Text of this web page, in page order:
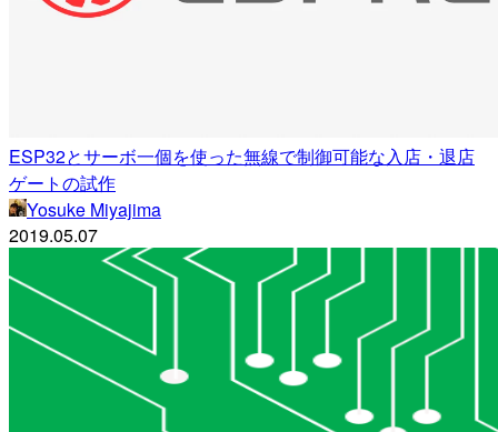
ESP32とサーボ一個を使った無線で制御可能な入店・退店
ゲートの試作
Yosuke Miyajima
2019.05.07